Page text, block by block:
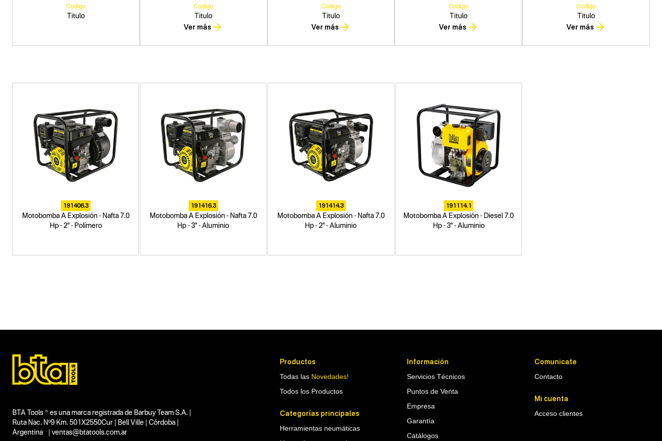
Titulo
Codigo
Titulo
Codigo
Ver más
Titulo
Codigo
Ver más
Titulo
Codigo
Ver más
Titulo
Codigo
Ver más
191406.3
Motobomba A Explosión - Nafta 7.0
Hp - 2" - Polímero
191416.3
Motobomba A Explosión - Nafta 7.0
Hp - 3" - Aluminio
191414.3
Motobomba A Explosión - Nafta 7.0
Hp - 2" - Aluminio
191114.1
Motobomba A Explosión - Diesel 7.0
Hp - 3" - Aluminio
Segmentos - pendiente
Construcción
Hogar y aire libre
Capacidad
2"
Tecnologia
No items found.
BTA Tools ® es una marca registrada de Barbuy Team S.A. |
Ruta Nac. Nº9 Km. 501X2550Cur | Bell Ville | Córdoba |
Argentina | ventas@btatools.com.ar
Productos
Todas las Novedades!
Todos los Productos
Categorías principales
Herramientas neumáticas
Información
Servicios Técnicos
Puntos de Venta
Empresa
Garantía
Catálogos
Comunicate
Contacto
Mi cuenta
Acceso clientes